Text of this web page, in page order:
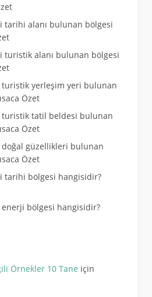
tarihi alanı bulunan bölgesi
turistik alanı bulunan bölgesi
turistik yerleşim yeri bulunan
Özet
turistik tatil beldesi bulunan
Özet
doğal güzellikleri bulunan
Özet
tarihi bölgesi hangisidir?
enerji bölgesi hangisidir?
Örnekler 10 Tane için